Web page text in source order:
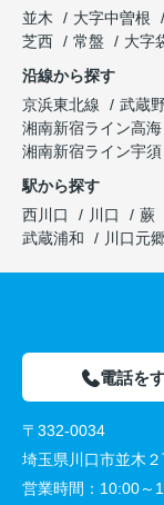
並木
大字中曽根
芝西
常盤
大字
沿線から探す
京浜東北線
武蔵
湘南新宿ライン高海
湘南新宿ライン宇須
駅から探す
西川口
川口 蕨
武蔵浦和
川口元
電話を
〒332-0034
埼玉県川口市並木
営業時間： 10:00～